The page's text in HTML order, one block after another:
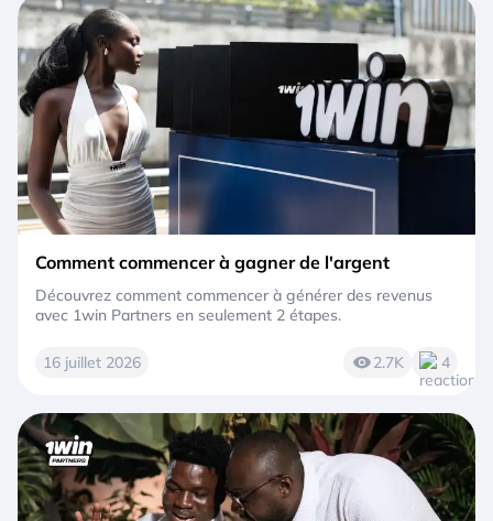
Comment commencer à gagner de l'argent
Découvrez comment commencer à générer des revenus
avec 1win Partners en seulement 2 étapes.
16 juillet 2026 2.7K 4